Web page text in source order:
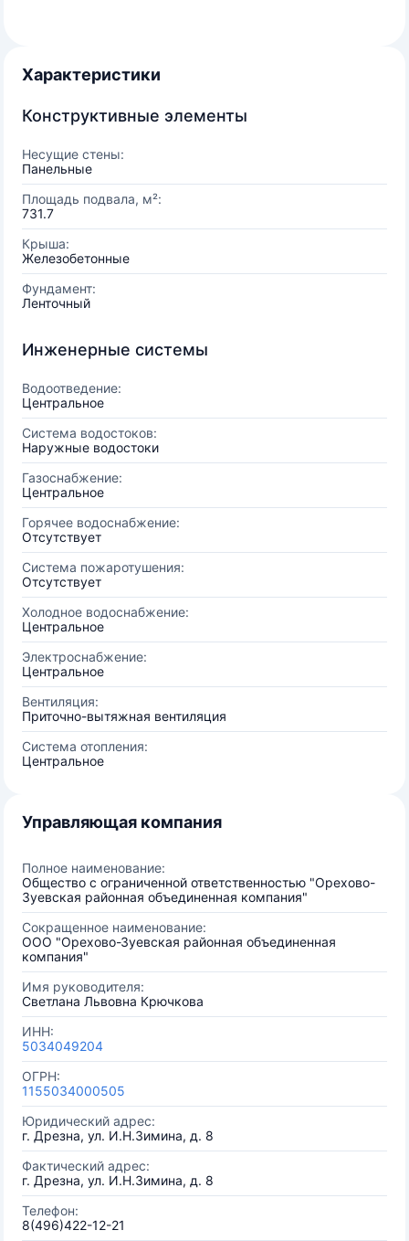
Характеристики
Конструктивные элементы
Несущие стены:
Панельные
Площадь подвала, м²:
731.7
Крыша:
Железобетонные
Фундамент:
Ленточный
Инженерные системы
Водоотведение:
Центральное
Система водостоков:
Наружные водостоки
Газоснабжение:
Центральное
Горячее водоснабжение:
Отсутствует
Система пожаротушения:
Отсутствует
Холодное водоснабжение:
Центральное
Электроснабжение:
Центральное
Вентиляция:
Приточно-вытяжная вентиляция
Система отопления:
Центральное
Управляющая компания
Полное наименование:
Общество с ограниченной ответственностью "Орехово-
Зуевская районная объединенная компания"
Сокращенное наименование:
ООО "Орехово-Зуевская районная объединенная
компания"
Имя руководителя:
Светлана Львовна Крючкова
ИНН:
5034049204
ОГРН:
1155034000505
Юридический адрес:
г. Дрезна, ул. И.Н.Зимина, д. 8
Фактический адрес:
г. Дрезна, ул. И.Н.Зимина, д. 8
Телефон:
8(496)422-12-21